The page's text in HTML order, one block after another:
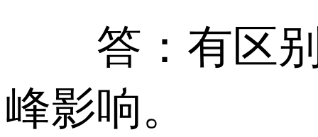
答：有区别
峰影响。